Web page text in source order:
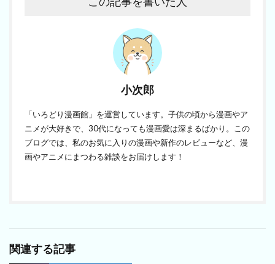
小次郎
「いろどり漫画館」を運営しています。子供の頃から漫画やア
ニメが大好きで、30代になっても漫画愛は深まるばかり。この
ブログでは、私のお気に入りの漫画や新作のレビューなど、漫
画やアニメにまつわる雑談をお届けします！
関連する記事